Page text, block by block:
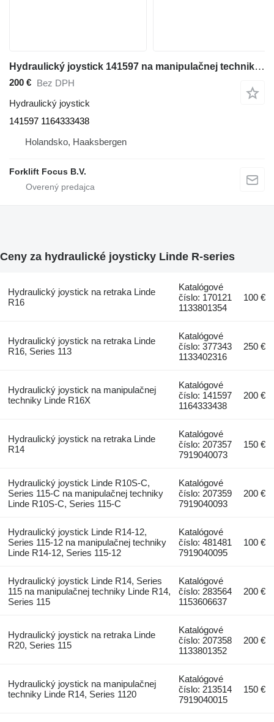
Hydraulický joystick 141597 na manipulačnej techniky Linde R16X
200 € Bez DPH
Hydraulický joystick
141597 1164333438
Holandsko, Haaksbergen
Forklift Focus B.V.
Ceny za hydraulické joysticky Linde R-series
Hydraulický joystick na retraka Linde
R16
Katalógové
číslo: 170121
1133801354
100 €
Hydraulický joystick na retraka Linde
R16, Series 113
Katalógové
číslo: 377343
1133402316
250 €
Hydraulický joystick na manipulačnej
techniky Linde R16X
Katalógové
číslo: 141597
1164333438
200 €
Hydraulický joystick na retraka Linde
R14
Katalógové
číslo: 207357
7919040073
150 €
Hydraulický joystick Linde R10S-C,
Series 115-C na manipulačnej techniky
Linde R10S-C, Series 115-C
Katalógové
číslo: 207359
7919040093
200 €
Hydraulický joystick Linde R14-12,
Series 115-12 na manipulačnej techniky
Linde R14-12, Series 115-12
Katalógové
číslo: 481481
7919040095
100 €
Hydraulický joystick Linde R14, Series
115 na manipulačnej techniky Linde R14,
Series 115
Katalógové
číslo: 283564
1153606637
200 €
Hydraulický joystick na retraka Linde
R20, Series 115
Katalógové
číslo: 207358
1133801352
200 €
Hydraulický joystick na manipulačnej
techniky Linde R14, Series 1120
Katalógové
číslo: 213514
7919040015
150 €